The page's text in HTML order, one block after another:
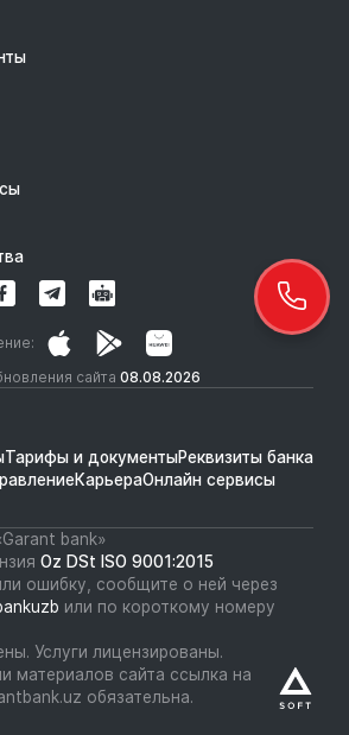
сайта 08.08.2026
Тарифы и документыРеквизиты банка
КарьераОнлайн сервисы
bank»
Oz DSt ISO 9001:2015
ошибку, сообщите о ней через
или по короткому номеру
Услуги лицензированы.
материалов сайта ссылка на
обязательна.